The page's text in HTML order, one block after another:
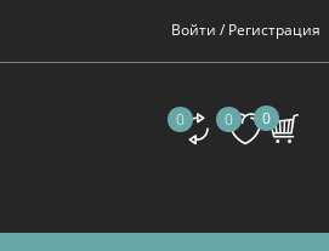
Войти / Регистрация
0 0 0